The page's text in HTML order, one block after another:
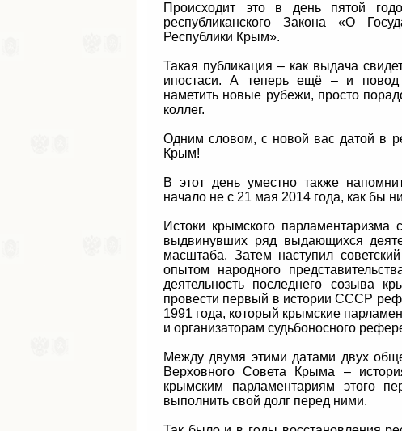
Управление делами ГС РК
Поиск депутата по округу
Статистика
Происходит это в день пятой
республиканского Закона «О
Республики Крым».
Такая публикация – как выдача
ипостаси. А теперь ещё – и повод
наметить новые рубежи, просто
коллег.
Одним словом, с новой вас датой в
Крым!
В этот день уместно также
начало не с 21 мая 2014 года, как бы
Истоки крымского парламентаризма
выдвинувших ряд выдающихся
масштаба. Затем наступил
опытом народного
деятельность последнего созыва
провести первый в истории СССР
1991 года, который крымские
и организаторам судьбоносного
Между двумя этими датами двух
Верховного Совета Крыма –
крымским парламентариям этого
выполнить свой долг перед ними.